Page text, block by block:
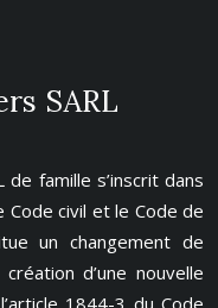
SARL
de famille s’inscrit dans
civil et le Code de
un changement de
d’une nouvelle
1844-3 du Code